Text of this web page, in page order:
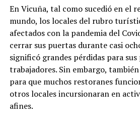
En Vicuña, tal como sucedió en el
mundo, los locales del rubro
afectados con la pandemia del
cerrar sus puertas durante casi
significó grandes pérdidas para
trabajadores. Sin embargo,
para que muchos restoranes
otros locales incursionaran en
afines.